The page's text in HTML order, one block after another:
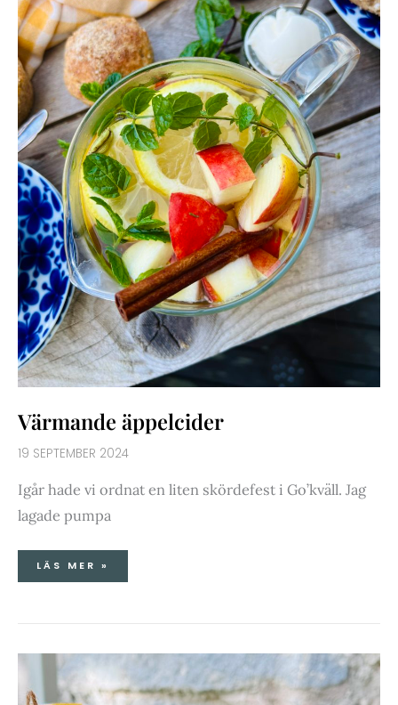
Värmande äppelcider
19 SEPTEMBER 2024
Igår hade vi ordnat en liten skördefest i Go’kväll. Jag
lagade pumpa
LÄS MER »
ÄPPELTIDER